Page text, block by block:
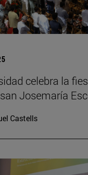
celebra la
Josemaría
Castells